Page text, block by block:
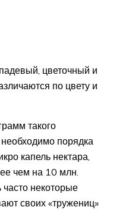
цветочный и
по цвету и
такого
необходимо порядка
капель нектара,
чем на 10 млн.
часто некоторые
своих «тружениц»